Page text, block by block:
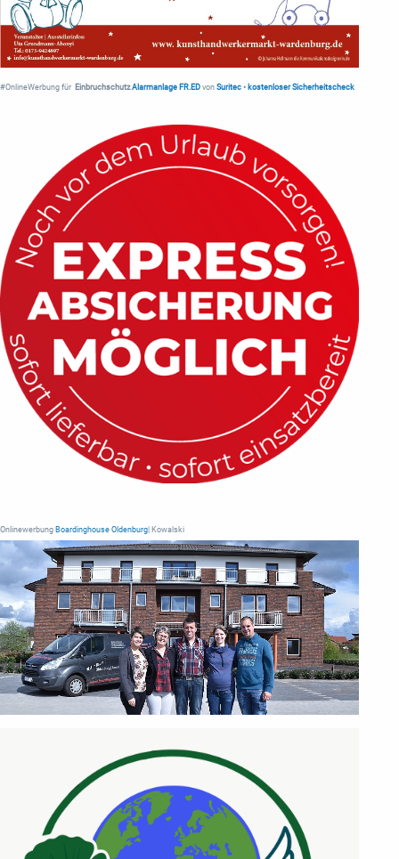
#OnlineWerbung für Einbruchschutz Alarmanlage FR.ED von Suritec • kostenloser Sicherheitscheck
Onlinewerbung Boardinghouse Oldenburg | Kowalski